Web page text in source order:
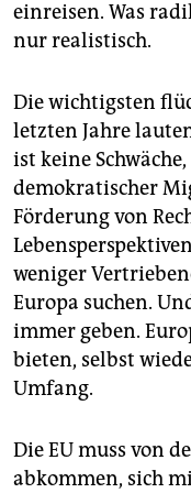
einreisen. Was
nur realistisch.
Die wichtigsten
letzten Jahre
ist keine
demokratischer
Förderung von
weniger
Europa suchen.
immer geben.
bieten, selbst
Umfang.
Die EU muss von
abkommen, sich